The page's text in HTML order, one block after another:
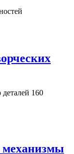
160
механизмы